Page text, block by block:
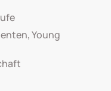
Young